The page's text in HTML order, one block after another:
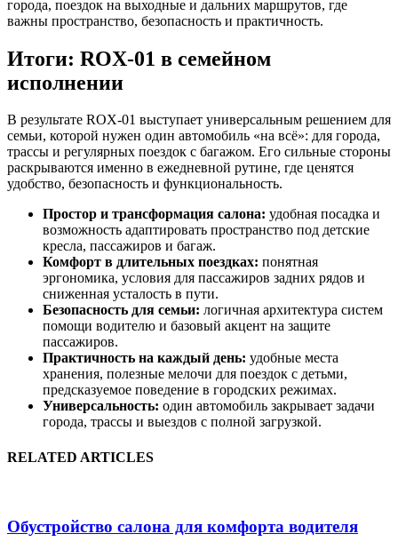
города, поездок на выходные и дальних маршрутов, где
важны пространство, безопасность и практичность.
Итоги: ROX-01 в семейном
исполнении
В результате ROX-01 выступает универсальным решением для
семьи, которой нужен один автомобиль «на всё»: для города,
трассы и регулярных поездок с багажом. Его сильные стороны
раскрываются именно в ежедневной рутине, где ценятся
удобство, безопасность и функциональность.
Простор и трансформация салона: удобная посадка и
возможность адаптировать пространство под детские
кресла, пассажиров и багаж.
Комфорт в длительных поездках: понятная
эргономика, условия для пассажиров задних рядов и
сниженная усталость в пути.
Безопасность для семьи: логичная архитектура систем
помощи водителю и базовый акцент на защите
пассажиров.
Практичность на каждый день: удобные места
хранения, полезные мелочи для поездок с детьми,
предсказуемое поведение в городских режимах.
Универсальность: один автомобиль закрывает задачи
города, трассы и выездов с полной загрузкой.
RELATED ARTICLES
Обустройство салона для комфорта водителя